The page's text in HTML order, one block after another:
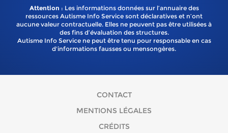
Attention : Les informations données sur l’annuaire des
ressources Autisme Info Service sont déclaratives et n’ont
aucune valeur contractuelle. Elles ne peuvent pas être utilisées à
des fins d’évaluation des structures.
Autisme Info Service ne peut être tenu pour responsable en cas
d'informations fausses ou mensongères.
CONTACT
MENTIONS LÉGALES
CRÉDITS